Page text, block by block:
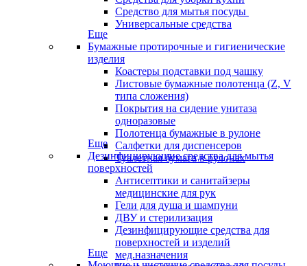
Средство для мытья посуды
Универсальные средства
Еще
Бумажные протирочные и гигиенические
изделия
Коастеры подставки под чашку
Листовые бумажные полотенца (Z, V
типа сложения)
Покрытия на сидение унитаза
одноразовые
Полотенца бумажные в рулоне
Салфетки для диспенсеров
Туалетная бумага в рулонах
Еще
Дезинфицирующие средства для мытья
поверхностей
Антисептики и санитайзеры
медицинские для рук
Гели для душа и шампуни
ДВУ и стерилизация
Дезинфицирующие средства для
поверхностей и изделий
мед.назначения
Еще